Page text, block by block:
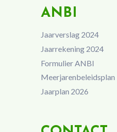
ANBI
Jaarverslag 2024
Jaarrekening 2024
Formulier ANBI
Meerjarenbeleidsplan
Jaarplan 2026